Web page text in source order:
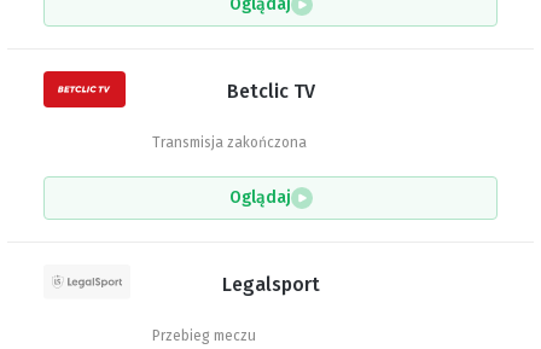
Oglądaj
Betclic TV
Transmisja zakończona
Oglądaj
Legalsport
Przebieg meczu